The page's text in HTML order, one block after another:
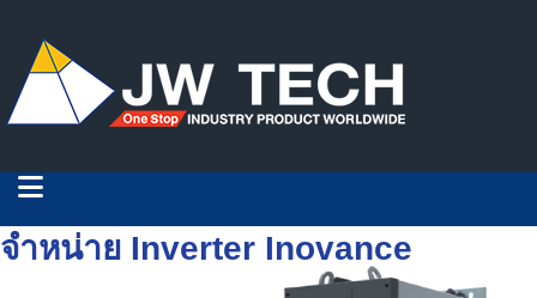
จำหน่าย Inverter Inovance